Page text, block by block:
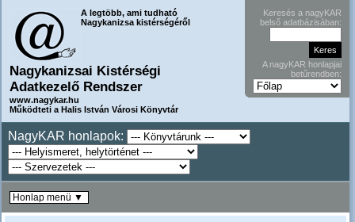
A legtöbb, ami tudható
Nagykanizsa kistérségéről
Nagykanizsai Kistérségi
Adatkezelő Rendszer
www.nagykar.hu
Működteti a Halis István Városi Könyvtár
Keresés a nagyKAR
belső adatbázisában:
A nagyKAR honlapjai
betűrendben:
NagyKAR honlapok:
Honlap menü ▼